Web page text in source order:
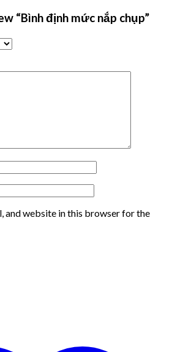
“Bình định mức nắp chụp”
and website in this browser for the